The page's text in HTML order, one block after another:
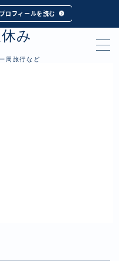
プロフィールを読む
み
周旅行など